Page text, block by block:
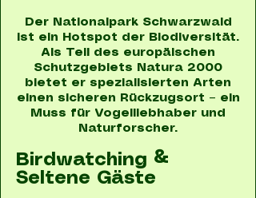
Der Nationalpark Schwarzwald
ist ein Hotspot der Biodiversität.
Als Teil des europäischen
Schutzgebiets Natura 2000
bietet er spezialisierten Arten
einen sicheren Rückzugsort – ein
Muss für Vogelliebhaber und
Naturforscher.
Birdwatching &
Seltene Gäste